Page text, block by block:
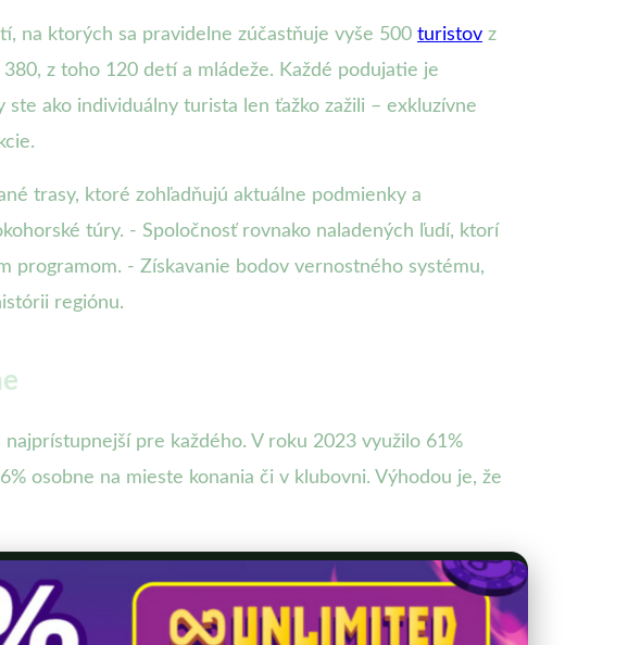
na ktorých sa pravidelne zúčastňuje vyše 500 turistov z
z toho 120 detí a mládeže. Každé podujatie je
ako individuálny turista len ťažko zažili – exkluzívne
trasy, ktoré zohľadňujú aktuálne podmienky a
túry. - Spoločnosť rovnako naladených ľudí, ktorí
programom. - Získavanie bodov vernostného systému,
regiónu.
pre každého. V roku 2023 využilo 61%
osobne na mieste konania či v klubovni. Výhodou je, že